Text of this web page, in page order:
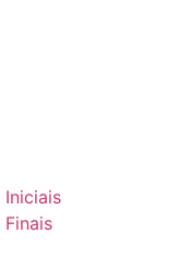
Iniciais
Finais